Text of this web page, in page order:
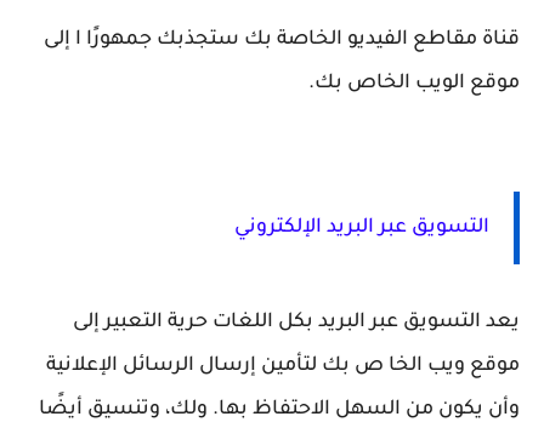
قناة مقاطع الفيديو الخاصة بك ستجذبك جمهورًا ا إلى
موقع الويب الخاص بك.
التسويق عبر البريد الإلكتروني
يعد التسويق عبر البريد بكل اللغات حرية التعبير إلى
موقع ويب الخا ص بك لتأمين إرسال الرسائل الإعلانية
وأن يكون من السهل الاحتفاظ بها. ولك، وتنسيق أيضًا